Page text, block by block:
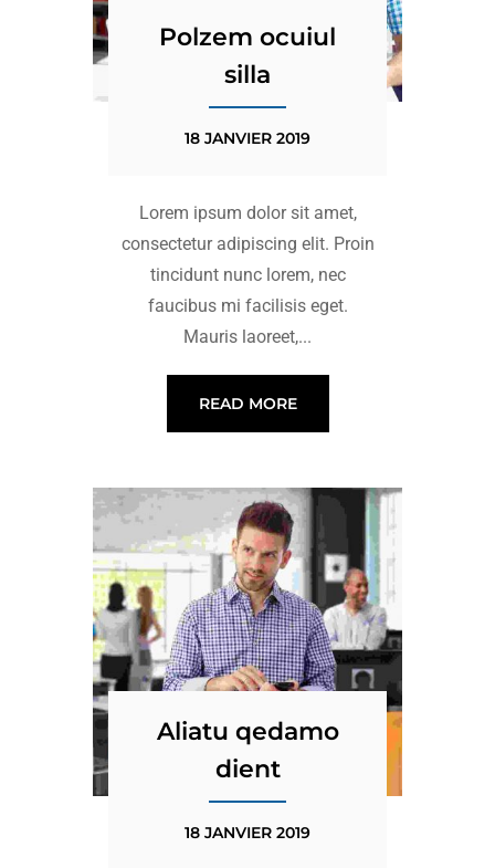
Polzem ocuiul
silla
18 JANVIER 2019
Lorem ipsum dolor sit amet,
consectetur adipiscing elit. Proin
tincidunt nunc lorem, nec
faucibus mi facilisis eget.
Mauris laoreet,...
READ MORE
Aliatu qedamo
dient
18 JANVIER 2019